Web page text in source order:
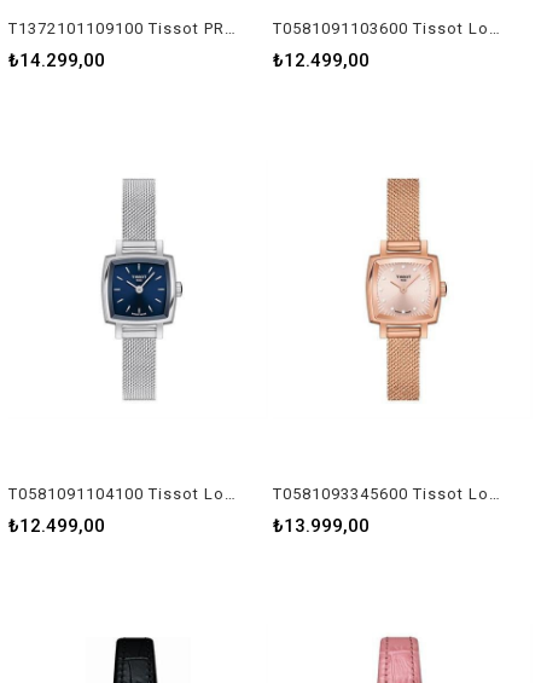
T1372101109100 Tissot PRX Kadın Kol Saati T137.210.11.091.00
₺14.299,00
T0581091103600 Tissot Lovely Square Kadın Kol Saati T058.109.11.036.00
₺12.499,00
₺12.499,00 ₺13.999,00